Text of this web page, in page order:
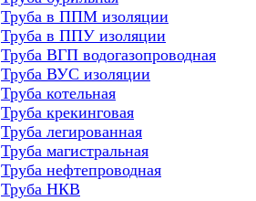
Труба в ППМ изоляции
Труба в ППУ изоляции
Труба ВГП водогазопроводная
Труба ВУС изоляции
Труба котельная
Труба крекинговая
Труба легированная
Труба магистральная
Труба нефтепроводная
Труба НКВ